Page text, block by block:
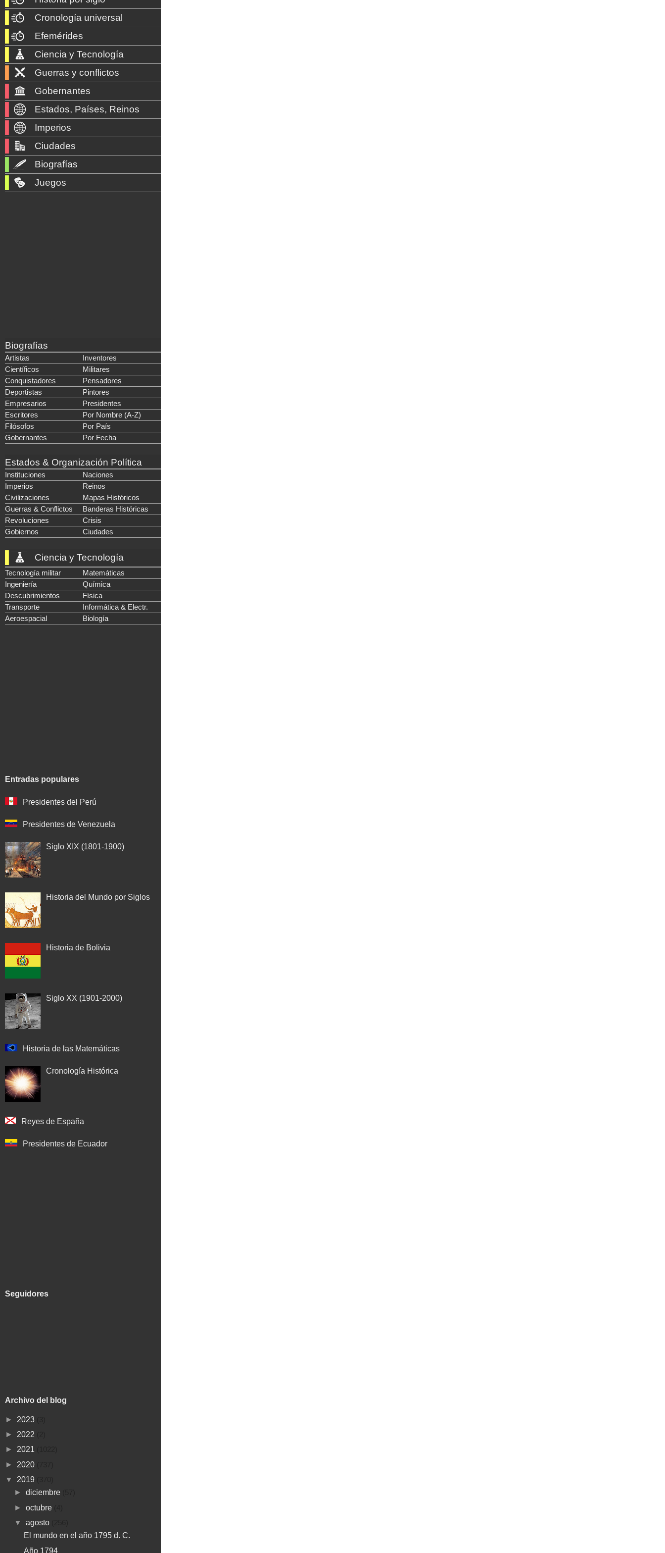
Cronología universal
Efemérides
Ciencia y Tecnología
Guerras y conflictos
Gobernantes
Estados, Países, Reinos
Imperios
Ciudades
Biografías
Juegos
Biografías
Artistas
Inventores
Científicos
Militares
Conquistadores
Pensadores
Deportistas
Pintores
Empresarios
Presidentes
Escritores
Por Nombre (A-Z)
Filósofos
Por País
Gobernantes
Por Fecha
Estados & Organización Política
Instituciones
Naciones
Imperios
Reinos
Civilizaciones
Mapas Históricos
Guerras & Conflictos
Banderas Históricas
Revoluciones
Crisis
Gobiernos
Ciudades
Ciencia y Tecnología
Tecnología militar
Matemáticas
Ingeniería
Química
Descubrimientos
Física
Transporte
Informática & Electr.
Aeroespacial
Biología
Entradas populares
Presidentes del Perú
Presidentes de Venezuela
Siglo XIX (1801-1900)
Historia del Mundo por Siglos
Historia de Bolivia
Siglo XX (1901-2000)
Historia de las Matemáticas
Cronología Histórica
Reyes de España
Presidentes de Ecuador
Seguidores
Archivo del blog
► 2023
► 2022
► 2021
► 2020
▼ 2019
► diciembre
► octubre
▼ agosto
El mundo en el año 1795 d. C.
Año 1794